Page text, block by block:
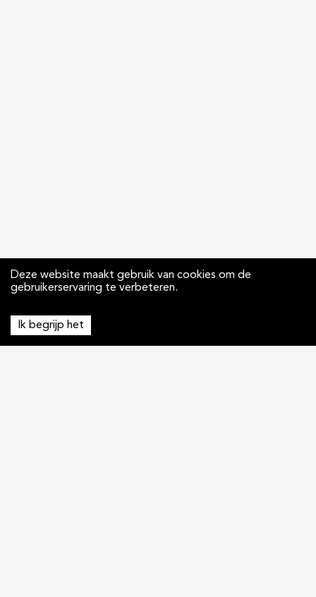
Deze website maakt gebruik van cookies om de
gebruikerservaring te verbeteren.
Ik begrijp het